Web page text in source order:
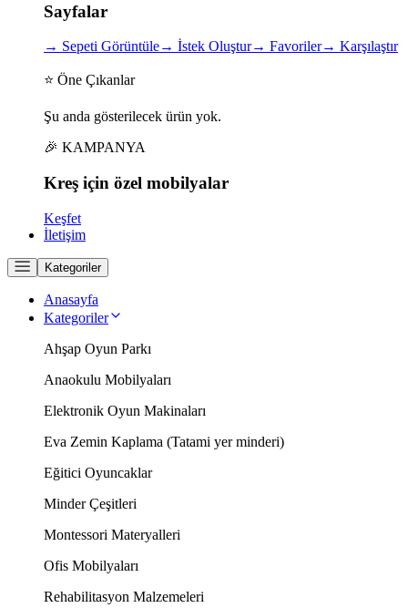
Sayfalar
→ Sepeti Görüntüle→ İstek Oluştur→ Favoriler→ Karşılaştır
⭐ Öne Çıkanlar
Şu anda gösterilecek ürün yok.
🎉 KAMPANYA
Kreş için özel mobilyalar
Keşfet
İletişim
Kategoriler
Anasayfa
Kategoriler
Ahşap Oyun Parkı
Anaokulu Mobilyaları
Elektronik Oyun Makinaları
Eva Zemin Kaplama (Tatami yer minderi)
Eğitici Oyuncaklar
Minder Çeşitleri
Montessori Materyalleri
Ofis Mobilyaları
Rehabilitasyon Malzemeleri